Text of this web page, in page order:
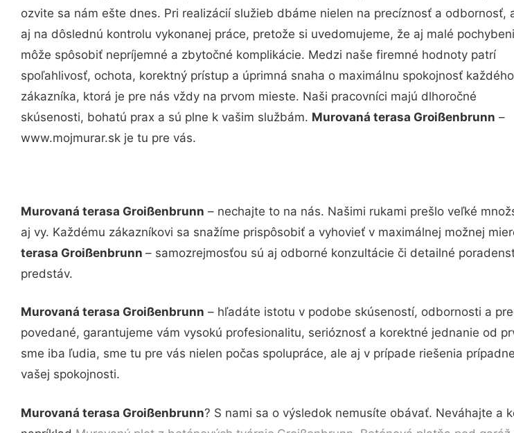
ozvite sa nám ešte dnes. Pri realizácií služieb dbáme nielen na precíznosť a odbornosť,
aj na dôslednú kontrolu vykonanej práce, pretože si uvedomujeme, že aj malé
môže spôsobiť nepríjemné a zbytočné komplikácie. Medzi naše firemné hodnoty patrí
spoľahlivosť, ochota, korektný prístup a úprimná snaha o maximálnu spokojnosť každého
zákazníka, ktorá je pre nás vždy na prvom mieste. Naši pracovníci majú dlhoročné
skúsenosti, bohatú prax a sú plne k vašim službám. Murovaná terasa Groißenbrunn –
www.mojmurar.sk je tu pre vás.
Murovaná terasa Groißenbrunn – nechajte to na nás. Našimi rukami prešlo veľké
aj vy. Každému zákazníkovi sa snažíme prispôsobiť a vyhovieť v maximálnej možnej
terasa Groißenbrunn – samozrejmosťou sú aj odborné konzultácie či detailné
predstáv.
Murovaná terasa Groißenbrunn – hľadáte istotu v podobe skúseností, odbornosti a
povedané, garantujeme vám vysokú profesionalitu, serióznosť a korektné jednanie od
sme iba ľudia, sme tu pre vás nielen počas spolupráce, ale aj v prípade riešenia
vašej spokojnosti.
Murovaná terasa Groißenbrunn? S nami sa o výsledok nemusíte obávať. Neváhajte a